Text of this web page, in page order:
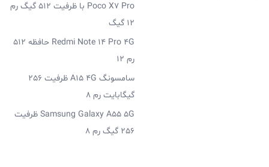
Poco X7 Pro با ظرفیت 512 گیگ رم
12 گیگ
Redmi Note 14 Pro 4G حافظه 512
رم 12
سامسونگ A15 4G ظرفیت 256
گیگابایت رم 8
Samsung Galaxy A55 5G ظرفیت
256 گیگ رم 8